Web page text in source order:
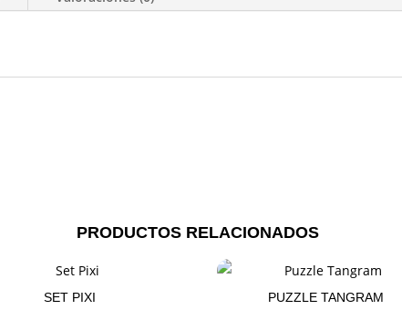
PRODUCTOS RELACIONADOS
SET PIXI
PUZZLE TANGRAM